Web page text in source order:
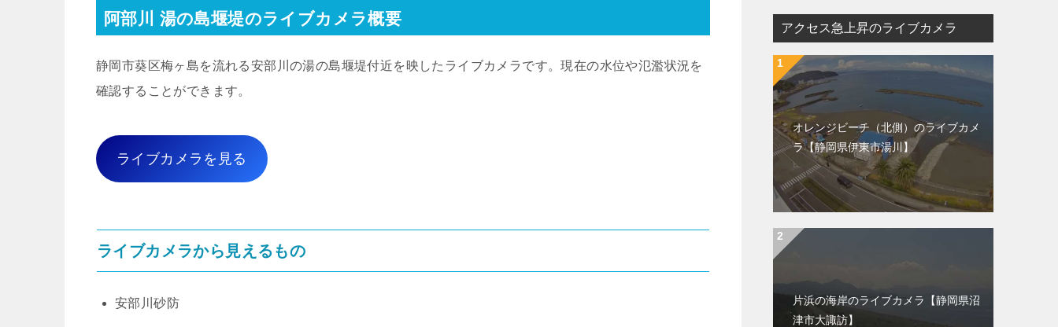
阿部川 湯の島堰堤のライブカメラ概要
静岡市葵区梅ヶ島を流れる安部川の湯の島堰堤付近を映したライブカメラです。現在の水位や氾濫状況を
確認することができます。
ライブカメラを見る
ライブカメラから見えるもの
安部川砂防
アクセス急上昇のライブカメラ
オレンジビーチ（北側）のライブカメ
ラ【静岡県伊東市湯川】
片浜の海岸のライブカメラ【静岡県沼
津市大諏訪】